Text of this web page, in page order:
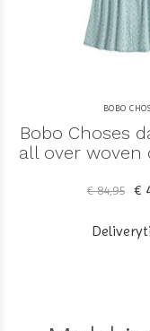
BOBO
Bobo Choses
all over woven
€ 84,95 €